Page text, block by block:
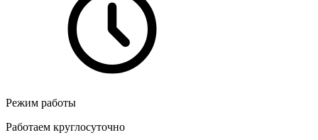
Режим работы
Работаем круглосуточно